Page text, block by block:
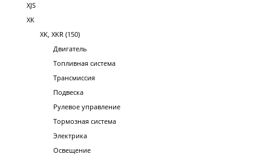
XJS
XK
XK, XKR (150)
Двигатель
Топливная система
Трансмиссия
Подвеска
Рулевое управление
Тормозная система
Электрика
Освещение